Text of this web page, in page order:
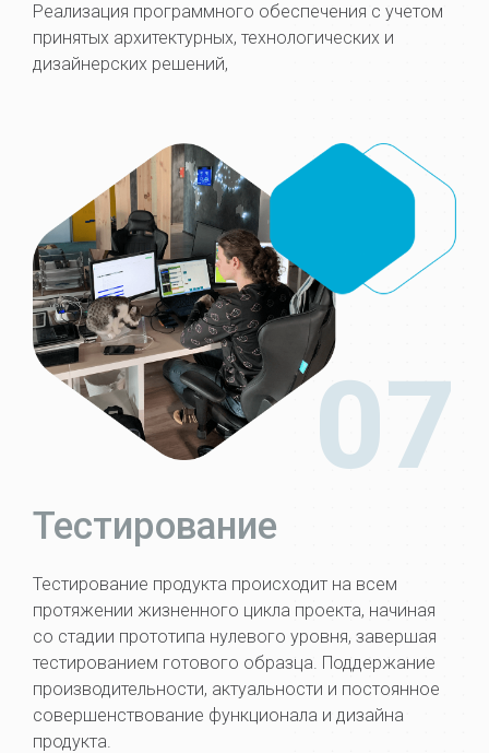
Реализация программного обеспечения с учетом
принятых архитектурных, технологических и
дизайнерских решений,
07
Тестирование
Тестирование продукта происходит на всем
протяжении жизненного цикла проекта, начиная
со стадии прототипа нулевого уровня, завершая
тестированием готового образца. Поддержание
производительности, актуальности и постоянное
совершенствование функционала и дизайна
продукта.